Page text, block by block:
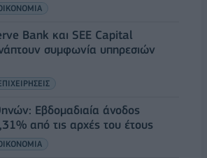
Bank και SEE Capital
συμφωνία υπηρεσιών
Εβδομαδιαία άνοδος
από τις αρχές του έτους